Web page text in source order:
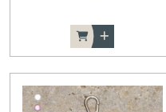
cabochon
25
mm
(9)